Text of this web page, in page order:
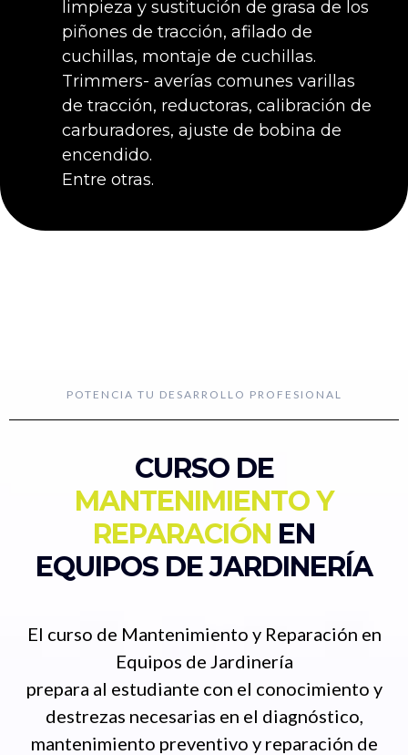
limpieza y sustitución de grasa de los
piñones de tracción, afilado de
cuchillas, montaje de cuchillas.
Trimmers- averías comunes varillas
de tracción, reductoras, calibración de
carburadores, ajuste de bobina de
encendido.
Entre otras.
POTENCIA TU DESARROLLO PROFESIONAL
CURSO DE
MANTENIMIENTO Y
REPARACIÓN EN
EQUIPOS DE JARDINERÍA
El curso de Mantenimiento y Reparación en
Equipos de Jardinería
prepara al estudiante con el conocimiento y
destrezas necesarias en el diagnóstico,
mantenimiento preventivo y reparación de